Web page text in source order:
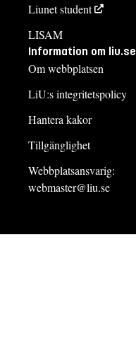
Liunet student
LISAM
Information om liu.se
Om webbplatsen
LiU:s integritetspolicy
Hantera kakor
Tillgänglighet
Webbplatsansvarig:
webmaster@liu.se